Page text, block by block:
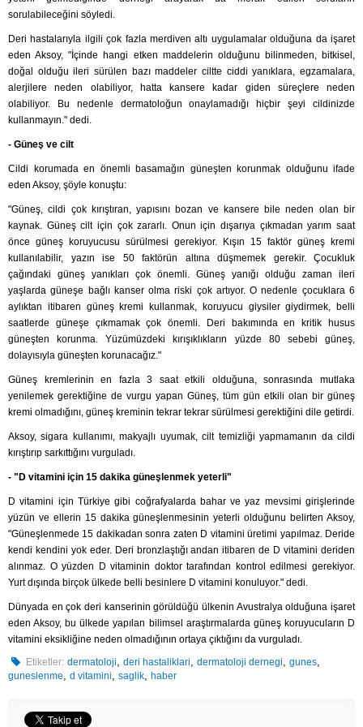
sorulabileceğini söyledi.
Deri hastalarıyla ilgili çok fazla merdiven altı uygulamalar olduğuna da işaret
eden Aksoy, "İçinde hangi etken maddelerin olduğunu bilinmeden, bitkisel,
doğal olduğu ileri sürülen bazı maddeler ciltte ciddi yanıklara, egzamalara,
alerjilere neden olabiliyor, hatta kansere kadar giden süreçlere neden
olabiliyor. Bu nedenle dermatoloğun onaylamadığı hiçbir şeyi cildinizde
kullanmayın." dedi.
- Güneş ve cilt
Cildi korumada en önemli basamağın güneşten korunmak olduğunu ifade
eden Aksoy, şöyle konuştu:
"Güneş, cildi çok kırıştıran, yapısını bozan ve kansere bile neden olan bir
kaynak. Güneş cilt için çok zararlı. Onun için dışarıya çıkmadan yarım saat
önce güneş koruyucusu sürülmesi gerekiyor. Kışın 15 faktör güneş kremi
kullanılabilir, yazın ise 50 faktörün altına düşmemek gerekir. Çocukluk
çağındaki güneş yanıkları çok önemli. Güneş yanığı olduğu zaman ileri
yaşlarda güneşe bağlı kanser olma riski çok artıyor. O nedenle çocuklara 6
aylıktan itibaren güneş kremi kullanmak, koruyucu giysiler giydirmek, belli
saatlerde güneşe çıkmamak çok önemli. Deri bakımında en kritik husus
güneşten korunma. Yüzümüzdeki kırışıklıkların yüzde 80 sebebi güneş,
dolayısıyla güneşten korunacağız."
Güneş kremlerinin en fazla 3 saat etkili olduğuna, sonrasında mutlaka
yenilemek gerektiğine de vurgu yapan Güneş, tüm gün etkili olan bir güneş
kremi olmadığını, güneş kreminin tekrar tekrar sürülmesi gerektiğini dile getirdi.
Aksoy, sigara kullanımı, makyajlı uyumak, cilt temizliği yapmamanın da cildi
kırıştırıp sarkıttığını vurguladı.
- "D vitamini için 15 dakika güneşlenmek yeterli"
D vitamini için Türkiye gibi coğrafyalarda bahar ve yaz mevsimi girişlerinde
yüzün ve ellerin 15 dakika güneşlenmesinin yeterli olduğunu belirten Aksoy,
"Güneşlenmede 15 dakikadan sonra zaten D vitamini üretimi yapılmaz. Deride
kendi kendini yok eder. Deri bronzlaştığı andan itibaren de D vitamini deriden
alınmaz. O yüzden D vitaminin doktor tarafından kontrol edilmesi gerekiyor.
Yurt dışında birçok ülkede belli besinlere D vitamini konuluyor." dedi.
Dünyada en çok deri kanserinin görüldüğü ülkenin Avustralya olduğuna işaret
eden Aksoy, bu ülkede yapılan bilimsel araştırmalarda güneş koruyucuların D
vitamini eksikliğine neden olmadığının ortaya çıktığını da vurguladı.
Etiketler: dermatoloji,deri hastaliklari,dermatoloji dernegi,gunes,
guneslenme, d vitamini, saglik, haber